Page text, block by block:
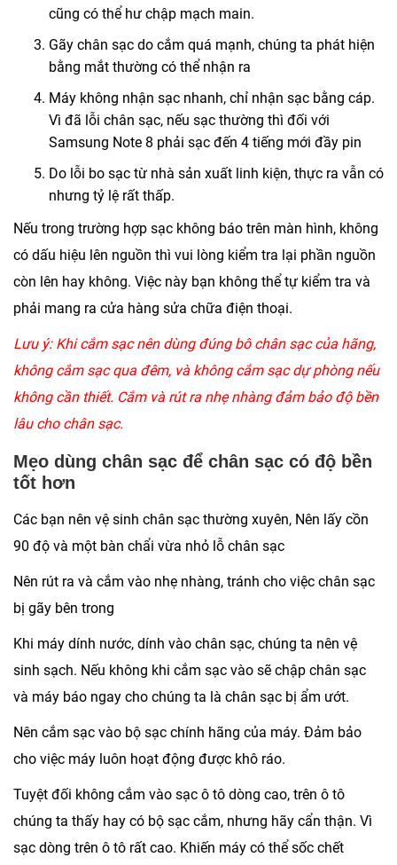
cũng có thể hư chập mạch main.
Gãy chân sạc do cắm quá mạnh, chúng ta phát hiện
bằng mắt thường có thể nhận ra
Máy không nhận sạc nhanh, chỉ nhận sạc bằng cáp.
Vì đã lỗi chân sạc, nếu sạc thường thì đối với
Samsung Note 8 phải sạc đến 4 tiếng mới đầy pin
Do lỗi bo sạc từ nhà sản xuất linh kiện, thực ra vẫn có
nhưng tỷ lệ rất thấp.
Nếu trong trường hợp sạc không báo trên màn hình, không
có dấu hiệu lên nguồn thì vui lòng kiểm tra lại phần nguồn
còn lên hay không. Việc này bạn không thể tự kiểm tra và
phải mang ra cửa hàng sửa chữa điện thoại.
Lưu ý: Khi cắm sạc nên dùng đúng bô chân sạc của hãng,
không cắm sạc qua đêm, và không cắm sạc dự phòng nếu
không cần thiết. Cắm và rút ra nhẹ nhàng đảm bảo độ bền
lâu cho chân sạc.
Mẹo dùng chân sạc để chân sạc có độ bền
tốt hơn
Các bạn nên vệ sinh chân sạc thường xuyên, Nên lấy cồn
90 độ và một bàn chẩi vừa nhỏ lỗ chân sạc
Nên rút ra và cắm vào nhẹ nhàng, tránh cho việc chân sạc
bị gãy bên trong
Khi máy dính nước, dính vào chân sạc, chúng ta nên vệ
sinh sạch. Nếu không khi cắm sạc vào sẽ chập chân sạc
và máy báo ngay cho chúng ta là chân sạc bị ẩm ướt.
Nên cắm sạc vào bộ sạc chính hãng của máy. Đảm bảo
cho việc máy luôn hoạt động được khô ráo.
Tuyệt đối không cắm vào sạc ô tô dòng cao, trên ô tô
chúng ta thấy hay có bộ sạc cắm, nhưng hãy cẩn thận. Vì
sạc dòng trên ô tô rất cao. Khiến máy có thể sốc chết